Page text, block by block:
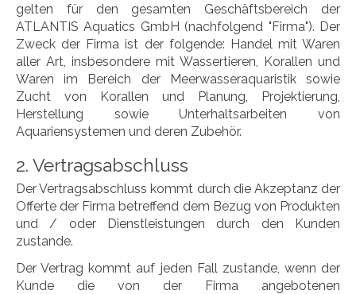
gelten für den gesamten Geschäftsbereich der
ATLANTIS Aquatics GmbH (nachfolgend "Firma"). Der
Zweck der Firma ist der folgende: Handel mit Waren
aller Art, insbesondere mit Wassertieren, Korallen und
Waren im Bereich der Meerwasseraquaristik sowie
Zucht von Korallen und Planung, Projektierung,
Herstellung sowie Unterhaltsarbeiten von
Aquariensystemen und deren Zubehör.
2. Vertragsabschluss
Der Vertragsabschluss kommt durch die Akzeptanz der
Offerte der Firma betreffend dem Bezug von Produkten
und / oder Dienstleistungen durch den Kunden
zustande.
Der Vertrag kommt auf jeden Fall zustande, wenn der
Kunde die von der Firma angebotenen